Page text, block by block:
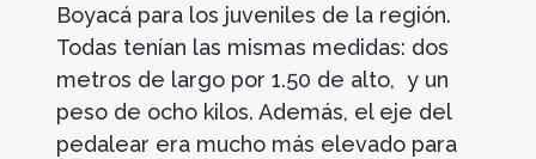
Boyacá para los juveniles de la región.
Todas tenían las mismas medidas: dos
metros de largo por 1.50 de alto, y un
peso de ocho kilos. Además, el eje del
pedalear era mucho más elevado para